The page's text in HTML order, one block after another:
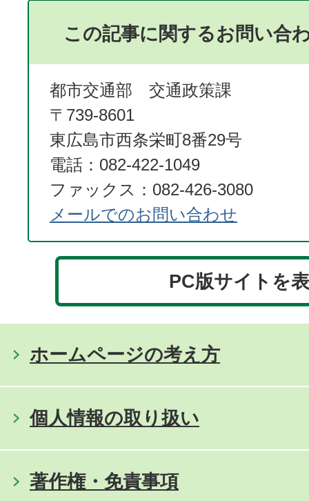
この記事に関するお問い合
都市交通部 交通政策課
〒739-8601
東広島市西条栄町8番29号
電話：082-422-1049
ファックス：082-426-3080
メールでのお問い合わせ
PC版サイトを
ホームページの考え方
個人情報の取り扱い
著作権・免責事項